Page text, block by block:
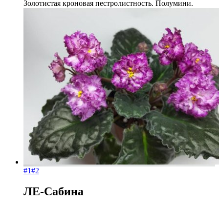
Золотистая кроновая пестролистность. Полумини.
#1#2
ЛЕ-Сабина